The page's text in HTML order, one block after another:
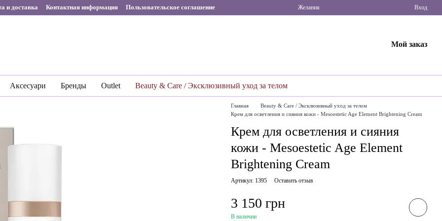
и доставка Контактная информация Пользовательское соглашение Желания Вход
Мой заказ
Аксесуари Бренды Outlet Beauty & Care / Эксклюзивный уход за телом
Главная
Beauty & Care / Эксклюзивный уход за телом
Крем для осветления и сияния кожи - Mesoestetic Age Element Brightening Cream
Крем для осветления и сияния
кожи - Mesoestetic Age Element
Brightening Cream
Артикул: 1395 Оставить отзыв
3 150 грн
В наличии